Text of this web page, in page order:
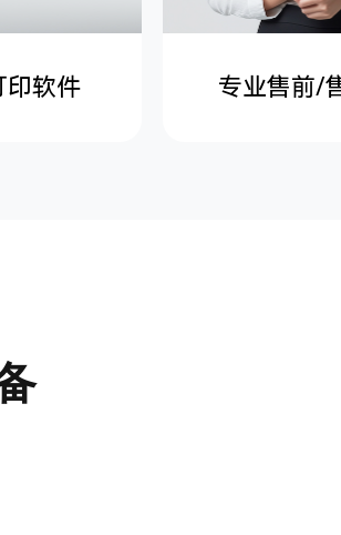
印软件 专业售前/